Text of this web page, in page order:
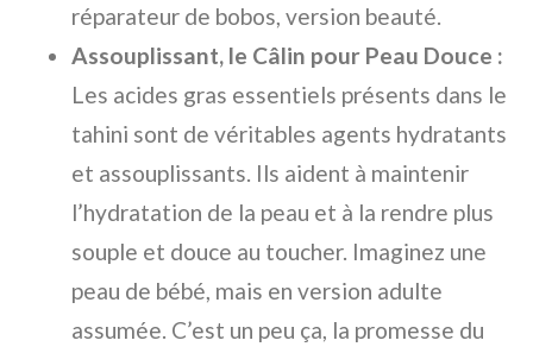
réparateur de bobos, version beauté.
Assouplissant, le Câlin pour Peau Douce :
Les acides gras essentiels présents dans le
tahini sont de véritables agents hydratants
et assouplissants. Ils aident à maintenir
l’hydratation de la peau et à la rendre plus
souple et douce au toucher. Imaginez une
peau de bébé, mais en version adulte
assumée. C’est un peu ça, la promesse du